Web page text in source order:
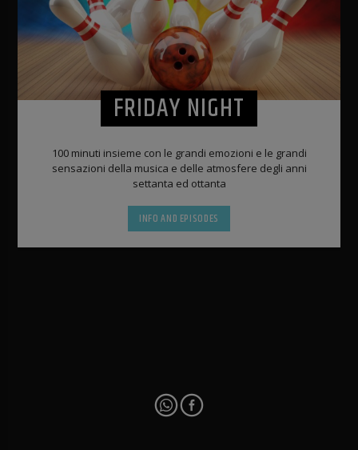
FRIDAY NIGHT
100 minuti insieme con le grandi emozioni e le grandi
sensazioni della musica e delle atmosfere degli anni
settanta ed ottanta
INFO AND EPISODES